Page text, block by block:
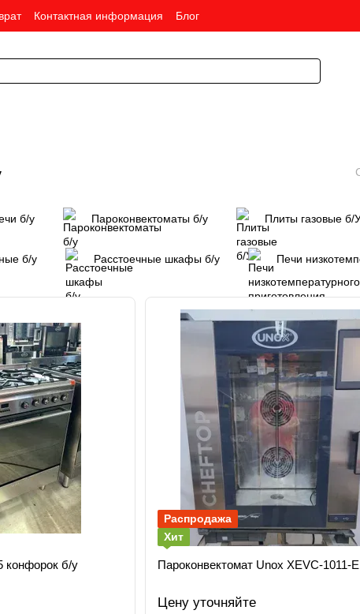
Контактная информация Блог
б/у Пароконвектоматы б/у Плиты газовые б/
б/у Расстоечные шкафы б/у Печи
конфорок б/у
Распродажа
Хит
Пароконвектомат Unox XEVC-1011-
Цену уточняйте